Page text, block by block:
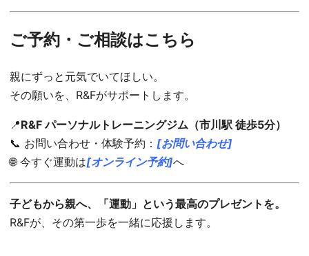
ご予約・ご相談はこちら
親にずっと元気でいてほしい。
その願いを、R&Fがサポートします。
📍R&F パーソナルトレーニングジム（市川駅 徒歩5分）
📞 お問い合わせ・体験予約： [お問い合わせ]
🌐 今すぐ運動は[オンライン予約]へ
子どもから親へ、「運動」という最高のプレゼントを。
R&Fが、その第一歩を一緒に応援します。